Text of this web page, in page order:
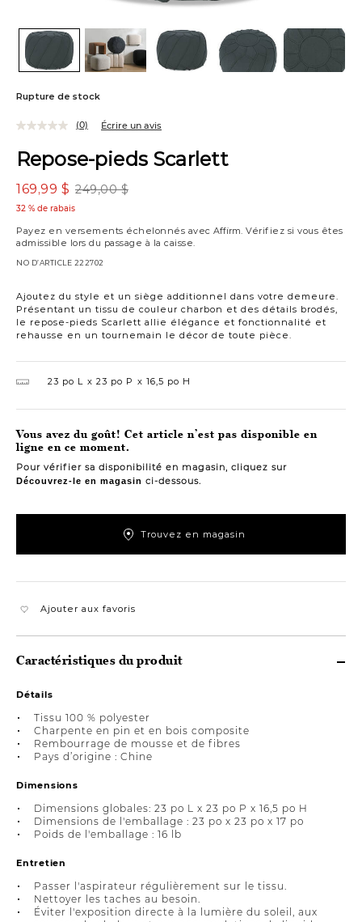
Rupture de stock
Repose-pieds Scarlett
249,00 $
169,99 $
32 % de rabais
Payez en versements échelonnés avec Affirm. Vérifiez si vous êtes
admissible lors du passage à la caisse.
NO D’ARTICLE 222702
Ajoutez du style et un siège additionnel dans votre demeure.
Présentant un tissu de couleur charbon et des détails brodés,
le repose-pieds Scarlett allie élégance et fonctionnalité et
rehausse en un tournemain le décor de toute pièce.
(0) Écrire un avis
23 po L 23 po P 16,5 po H
Vous avez du goût! Cet article n’est pas disponible en
ligne en ce moment.
Pour vérifier sa disponibilité en magasin, cliquez sur
Découvrez-le en magasin ci-dessous.
Trouvez en magasin
Ajouter aux favoris
Caractéristiques du produit
Détails
Tissu 100 % polyester
Charpente en pin et en bois composite
Rembourrage de mousse et de fibres
Pays d’origine : Chine
Dimensions
Dimensions globales: 23 po L x 23 po P x 16,5 po H
Dimensions de l'emballage : 23 po x 23 po x 17 po
Poids de l'emballage : 16 lb
Entretien
Passer l'aspirateur régulièrement sur le tissu.
Nettoyer les taches au besoin.
Éviter l'exposition directe à la lumière du soleil, aux